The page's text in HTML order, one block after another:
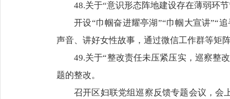
48.关于“意识形态阵地建设存在薄弱环
开设“巾帼奋进耀亭湖”“巾帼大宣讲”“
声音、讲好女性故事，通过微信工作群等矩
49.关于“整改责任未压紧压实，巡察整
题的整改。
召开区妇联党组巡察反馈专题会议，会